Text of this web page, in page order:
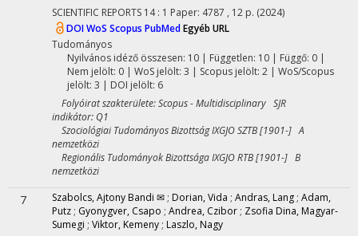
SCIENTIFIC REPORTS 14: 1 Paper: 4787 , 12 p. (2024)
DOIWoS Scopus PubMedEgyéb URL
Tudományos
Nyilvános idéző összesen: 10| Független: 10 | Függő: 0 |
Nem jelölt: 0 | WoS jelölt: 3 | Scopus jelölt: 2 | WoS/Scopus
jelölt: 3 | DOI jelölt: 6
Folyóirat szakterülete: Scopus - Multidisciplinary SJR
indikátor: Q1
Szociológiai Tudományos Bizottság IXGJO SZTB [1901-] A
nemzetközi
Regionális Tudományok Bizottsága IXGJO RTB [1901-] B
nemzetközi
7 Szabolcs, Ajtony Bandi ✉ ; Dorian, Vida ; Andras, Lang ; Adam,
Putz ; Gyonygver, Csapo ; Andrea, Czibor ; Zsofia Dina, Magyar-
Sumegi ; Viktor, Kemeny ; Laszlo, Nagy